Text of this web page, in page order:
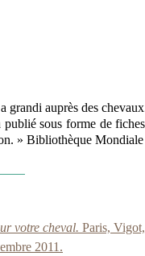
auprès des
sous forme de
» Bibliothèque
votre cheval. Paris,
2011.